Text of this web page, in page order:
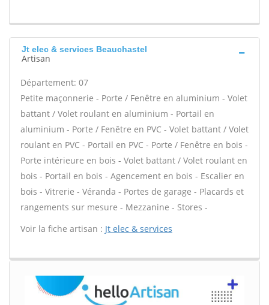
Jt elec & services Beauchastel
Artisan
Département: 07
Petite maçonnerie - Porte / Fenêtre en aluminium - Volet
battant / Volet roulant en aluminium - Portail en
aluminium - Porte / Fenêtre en PVC - Volet battant / Volet
roulant en PVC - Portail en PVC - Porte / Fenêtre en bois -
Porte intérieure en bois - Volet battant / Volet roulant en
bois - Portail en bois - Agencement en bois - Escalier en
bois - Vitrerie - Véranda - Portes de garage - Placards et
rangements sur mesure - Mezzanine - Stores -
Voir la fiche artisan : Jt elec & services